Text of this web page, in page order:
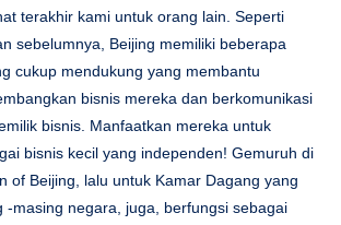
terakhir kami untuk orang lain. Seperti
sebelumnya, Beijing memiliki beberapa
cukup mendukung yang membantu
bisnis mereka dan berkomunikasi
bisnis. Manfaatkan mereka untuk
bisnis kecil yang independen! Gemuruh di
of Beijing, lalu untuk Kamar Dagang yang
-masing negara, juga, berfungsi sebagai